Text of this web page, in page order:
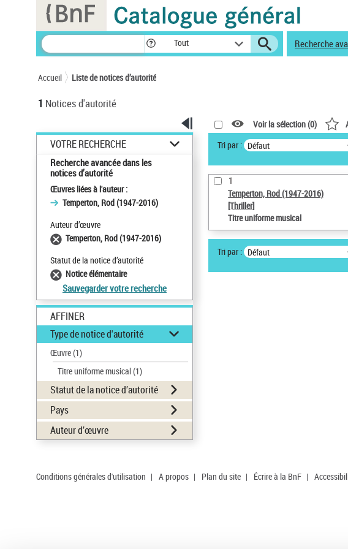
Tout Recherche
Accueil Liste de notices d’autorité
1 Notices d'autorité
VOTRE RECHERCHE
Recherche avancée dans les
notices d’autorité
Œuvres liées à l'auteur :
Temperton, Rod (1947-2016)
Auteur d’œuvre
Temperton, Rod (1947-2016)
Statut de la notice d’autorité
Notice élémentaire
Sauvegarder votre recherche
AFFINER
Type de notice d'autorité
Œuvre(1)
Titre uniforme musical(1)
Statut de la notice d’autorité
Pays
Auteur d’œuvre
Voir la sélection (0)
Tri par : Défaut
1
Temperton, Rod (1947-2016)
[Thriller]
Titre uniforme musical
Tri par : Défaut
Conditions générales d'utilisation | A propos | Plan du site | Écrire à la BnF |
Panneau de gestion des cookies